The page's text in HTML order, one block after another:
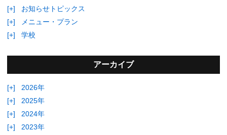
[+]
お知らせトピックス
[+]
メニュー・プラン
[+]
学校
アーカイブ
[+]
2026年
[+]
2025年
[+]
2024年
[+]
2023年